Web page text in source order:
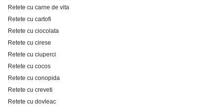
Retete cu carne de vita
Retete cu cartofi
Retete cu ciocolata
Retete cu cirese
Retete cu ciuperci
Retete cu cocos
Retete cu conopida
Retete cu creveti
Retete cu dovleac